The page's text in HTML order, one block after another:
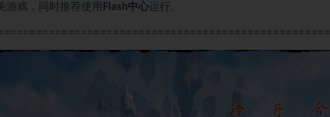
游戏，同时推荐使用 Flash中心运行。